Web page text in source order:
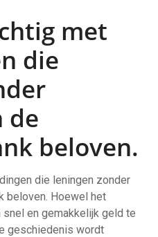
met
die
de
beloven.
die leningen zonder
beloven. Hoewel het
en gemakkelijk geld te
geschiedenis wordt